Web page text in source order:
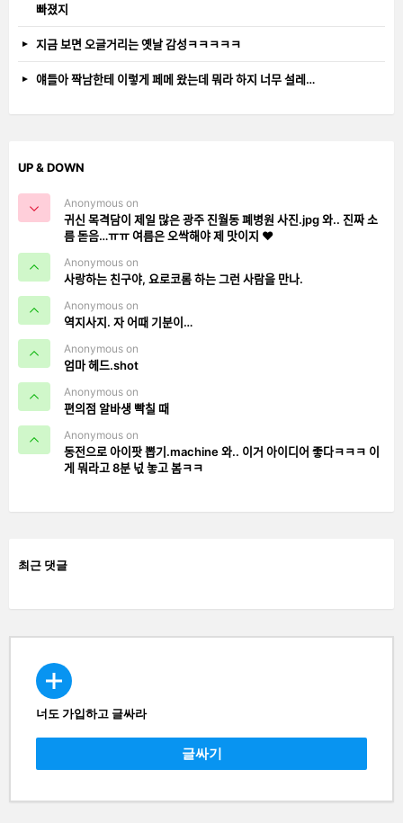
빠졌지
지금 보면 오글거리는 옛날 감성ㅋㅋㅋㅋㅋ
얘들아 짝남한테 이렇게 페메 왔는데 뭐라 하지 너무 설레…
UP & DOWN
Anonymous on
귀신 목격담이 제일 많은 광주 진월동 폐병원 사진.jpg 와.. 진짜 소
름 돋음…ㅠㅠ 여름은 오싹해야 제 맛이지 ❤️
Anonymous on
사랑하는 친구야, 요로코롬 하는 그런 사람을 만나.
Anonymous on
역지사지. 자 어때 기분이…
Anonymous on
엄마 헤드.shot
Anonymous on
편의점 알바생 빡칠 때
Anonymous on
동전으로 아이팟 뽑기.machine 와.. 이거 아이디어 좋다ㅋㅋㅋ 이
게 뭐라고 8분 넋 놓고 봄ㅋㅋ
최근 댓글
CREATE
너도 가입하고 글싸라
글싸기